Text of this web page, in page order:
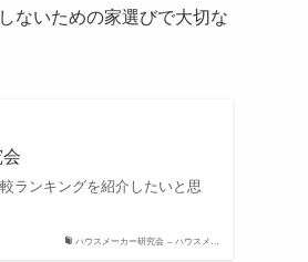
ないための家選びで大切な
ハウスメーカー研究会 – ハウスメ…
ランキングを紹介したいと思